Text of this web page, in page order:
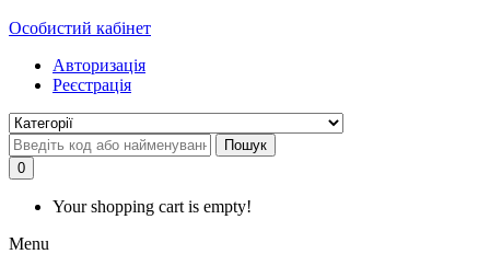
Особистий кабінет
Авторизація
Реєстрація
Пошук
0
Your shopping cart is empty!
Menu